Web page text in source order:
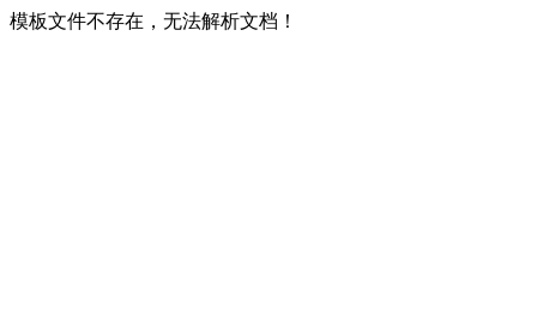
模板文件不存在，无法解析文档！